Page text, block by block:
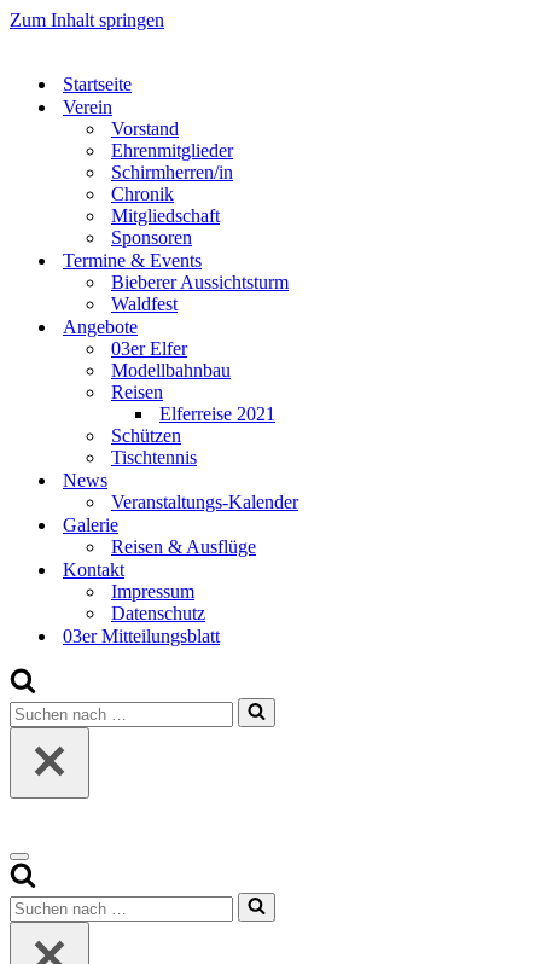
Zum Inhalt springen
Startseite
Verein
Vorstand
Ehrenmitglieder
Schirmherren/in
Chronik
Mitgliedschaft
Sponsoren
Termine & Events
Bieberer Aussichtsturm
Waldfest
Angebote
03er Elfer
Modellbahnbau
Reisen
Elferreise 2021
Schützen
Tischtennis
News
Veranstaltungs-Kalender
Galerie
Reisen & Ausflüge
Kontakt
Impressum
Datenschutz
03er Mitteilungsblatt
Suchen
nach …
Navigationsmenü
Suchen
nach …